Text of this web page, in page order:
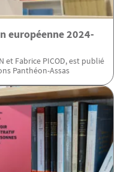
européenne 2024-
et Fabrice PICOD, est publié
Panthéon-Assas